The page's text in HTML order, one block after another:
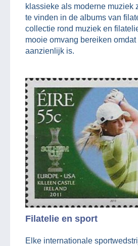
klassieke als moderne muziek
te vinden in de albums van
collectie rond muziek en
mooie omvang bereiken
aanzienlijk is.
Filatelie en sport
Elke internationale